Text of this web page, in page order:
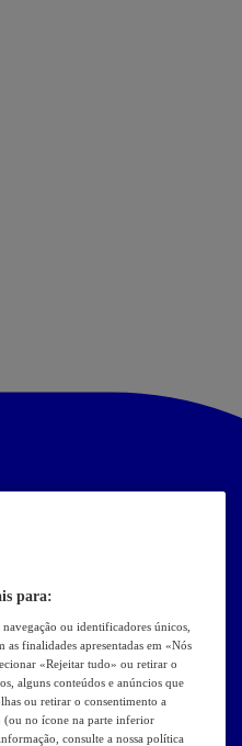
para:
navegação ou identificadores únicos,
finalidades apresentadas em «Nós
«Rejeitar tudo» ou retirar o
alguns conteúdos e anúncios que
ou retirar o consentimento a
(ou no ícone na parte inferior
consulte a nossa política